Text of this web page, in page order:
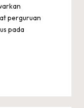
perguruan
pada